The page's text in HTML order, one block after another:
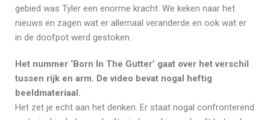
gebied was Tyler een enorme kracht. We keken naar het
nieuws en zagen wat er allemaal veranderde en ook wat er
in de doofpot werd gestoken.
Het nummer ‘Born In The Gutter’ gaat over het verschil
tussen rijk en arm. De video bevat nogal heftig
beeldmateriaal.
Het zet je echt aan het denken. Er staat nogal confronterend